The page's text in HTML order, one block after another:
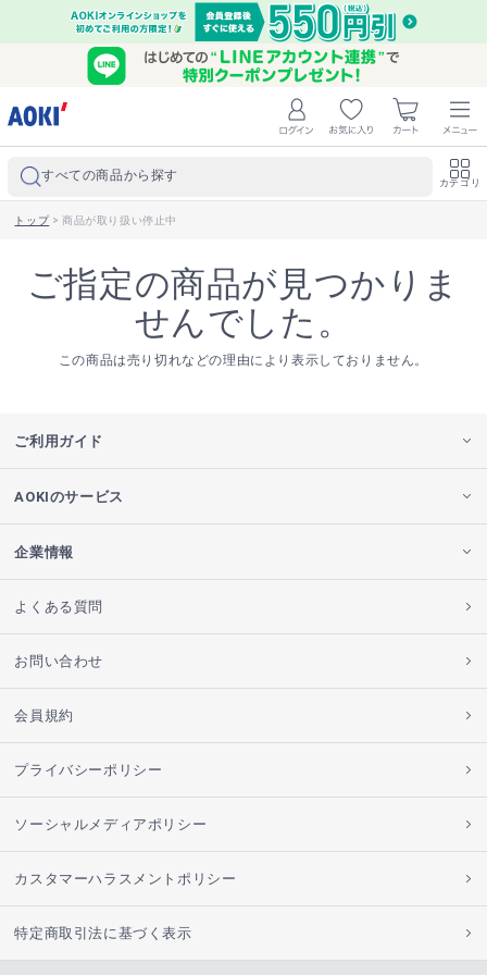
すべての商品から探す カテゴリ
トップ> 商品が取り扱い停止中
ご指定の商品が見つかりま
せんでした。
この商品は売り切れなどの理由により表示しておりません。
ご利用ガイド
AOKIのサービス
企業情報
よくある質問
お問い合わせ
会員規約
プライバシーポリシー
ソーシャルメディアポリシー
カスタマーハラスメントポリシー
特定商取引法に基づく表示